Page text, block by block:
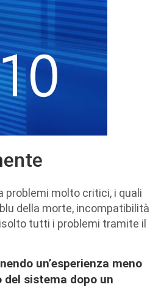
problemi molto critici, i quali
della morte, incompatibilità
tutti i problemi tramite il
un’esperienza meno
sistema dopo un